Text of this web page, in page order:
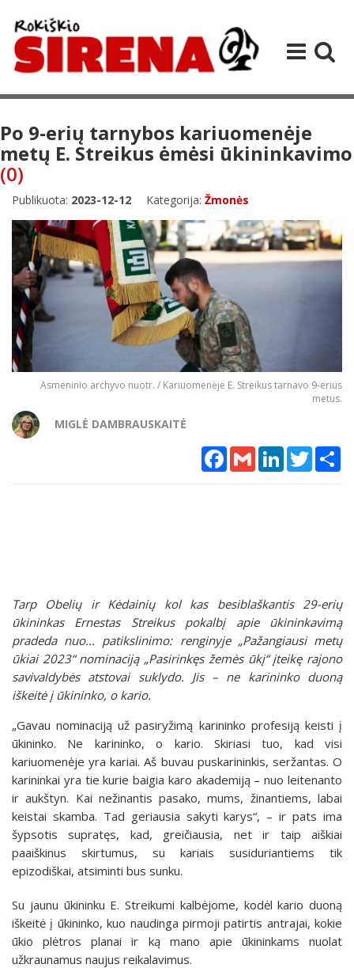
Po 9-erių tarnybos kariuomenėje
metų E. Streikus ėmėsi ūkininkavimo
(0)
Publikuota: 2023-12-12 Kategorija: Žmonės
Asmeninio archyvo nuotr. / Kariuomenėje E. Streikus tarnavo 9-erius
metus.
MIGLĖ DAMBRAUSKAITĖ
Facebook
Gmail LinkedInTwitter
Tarp Obelių ir Kėdainių kol kas besiblaškantis 29-erių
ūkininkas Ernestas Streikus pokalbį apie ūkininkavimą
pradeda nuo... patikslinimo: renginyje „Pažangiausi metų
ūkiai 2023“ nominaciją „Pasirinkęs žemės ūkį“ įteikę rajono
savivaldybės atstovai suklydo. Jis – ne karininko duoną
iškeitė į ūkininko, o kario.
„Gavau nominaciją už pasiryžimą karininko profesiją keisti į
ūkininko. Ne karininko, o kario. Skiriasi tuo, kad visi
kariuomenėje yra kariai. Aš buvau puskarininkis, seržantas. O
karininkai yra tie kurie baigia karo akademiją – nuo leitenanto
ir aukštyn. Kai nežinantis pasako, mums, žinantiems, labai
keistai skamba. Tad geriausia sakyti karys“, – ir pats ima
šypsotis supratęs, kad, greičiausia, net ir taip aiškiai
paaiškinus skirtumus, su kariais susiduriantiems tik
epizodiškai, atsiminti bus sunku.
Su jaunu ūkininku E. Streikumi kalbėjome, kodėl kario duoną
iškeitė į ūkininko, kuo naudinga pirmoji patirtis antrajai, kokie
ūkio plėtros planai ir ką mano apie ūkininkams nuolat
užkraunamus naujus reikalavimus.